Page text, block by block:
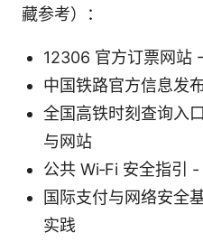
藏参考）：
12306 官方订票网站
中国铁路官方信息发
全国高铁时刻查询入
与网站
公共 Wi‑Fi 安全指引
国际支付与网络安全
实践